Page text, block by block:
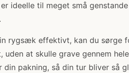
ideelle til meget små
rygsæk effektivt, kan du sørge
uden at skulle grave gennem
pakning, så din tur bliver så